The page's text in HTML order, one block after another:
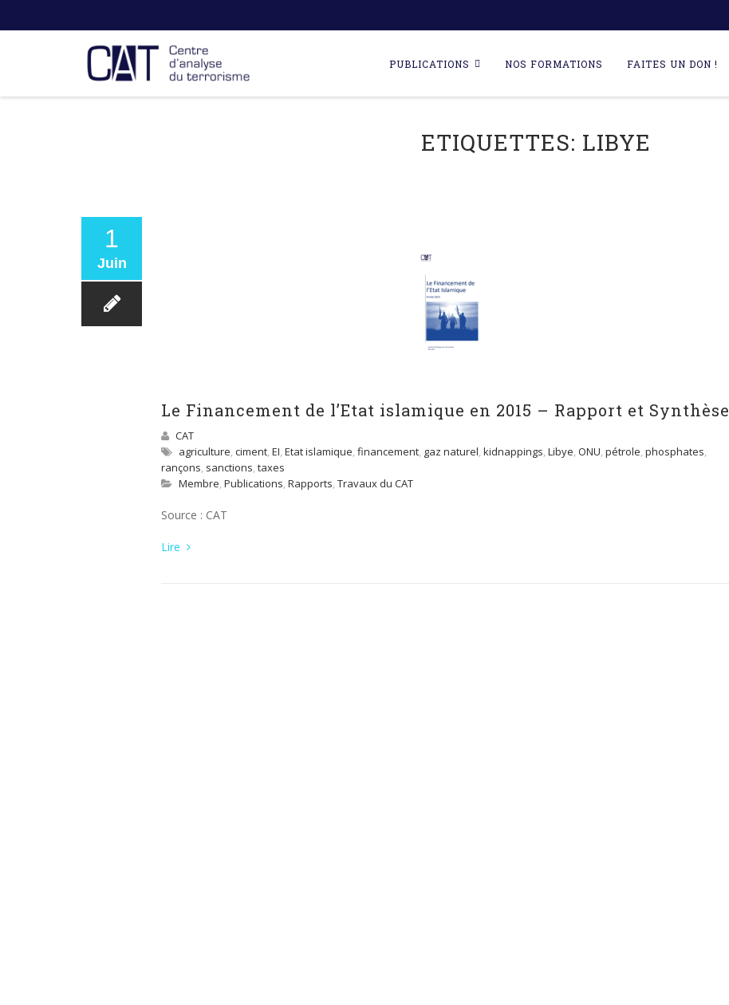
content
PUBLICATIONS NOS FORMATIONS FAITES UN DON !
ETIQUETTES: LIBYE
1
Juin
Le Financement de l’Etat islamique en 2015 – Rapport et Synthèse
CAT
agriculture, ciment, EI, Etat islamique, financement, gaz naturel, kidnappings, Libye, ONU, pétrole, phosphates,
rançons, sanctions, taxes
Membre, Publications, Rapports, Travaux du CAT
Source : CAT
Lire